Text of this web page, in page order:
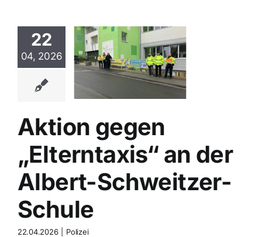
22
04, 2026
gegen
Albert-
Aktion gegen
„Elterntaxis“ an der
Albert-Schweitzer-
Schule
22.04.2026 Polizei